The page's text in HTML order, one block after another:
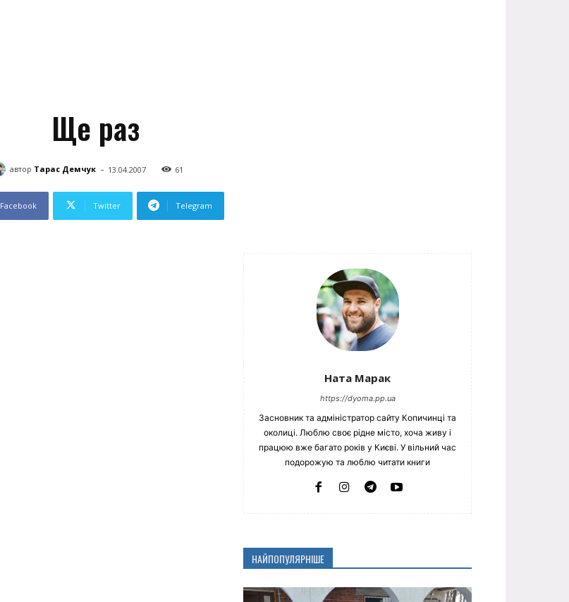
Ще раз
автор Тарас Демчук - 13.04.2007 61
Facebook Twitter Telegram
Ната Марак
https://dyoma.pp.ua
Засновник та адміністратор сайту Копичинці та
околиці. Люблю своє рідне місто, хоча живу і
працюю вже багато років у Києві. У вільний час
подорожую та люблю читати книги
НАЙПОПУЛЯРНІШЕ